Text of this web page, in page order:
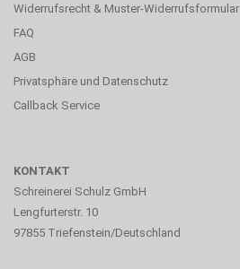
Widerrufsrecht & Muster-Widerrufsformular
FAQ
AGB
Privatsphäre und Datenschutz
Callback Service
KONTAKT
Schreinerei Schulz GmbH
Lengfurterstr. 10
97855 Triefenstein/Deutschland